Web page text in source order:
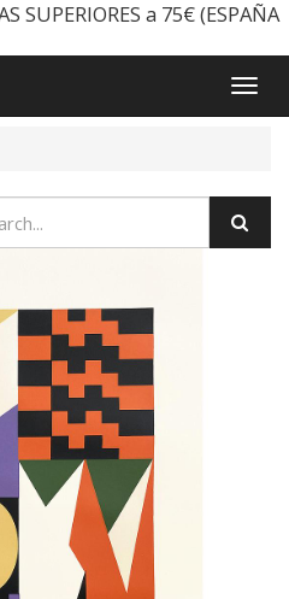
SUPERIORES a 75€ (ESPAÑA